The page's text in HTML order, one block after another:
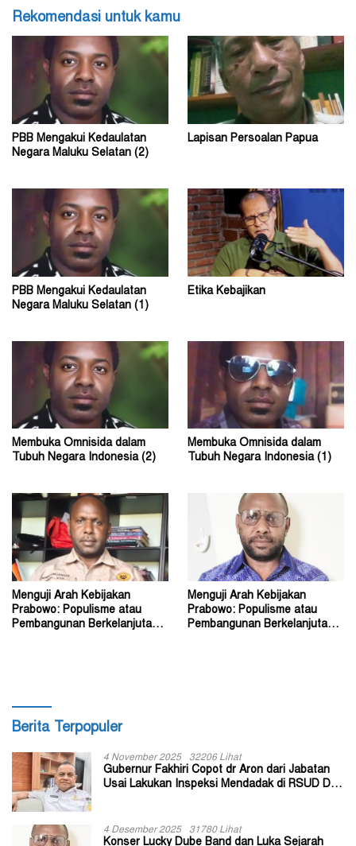
Rekomendasi untuk kamu
PBB Mengakui Kedaulatan
Negara Maluku Selatan (2)
Lapisan Persoalan Papua
PBB Mengakui Kedaulatan
Negara Maluku Selatan (1)
Etika Kebajikan
Membuka Omnisida dalam
Tubuh Negara Indonesia (2)
Membuka Omnisida dalam
Tubuh Negara Indonesia (1)
Menguji Arah Kebijakan
Prabowo: Populisme atau
Pembangunan Berkelanjutan?
Menguji Arah Kebijakan
Prabowo: Populisme atau
Pembangunan Berkelanjutan?
Berita Terpopuler
4 November 2025 32206 Lihat
Gubernur Fakhiri Copot dr Aron dari Jabatan
Usai Lakukan Inspeksi Mendadak di RSUD Dok
4 Desember 2025 31780 Lihat
Konser Lucky Dube Band dan Luka Sejarah